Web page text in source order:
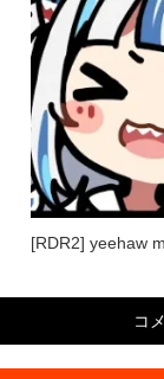
[RDR2] yeehaw
コ